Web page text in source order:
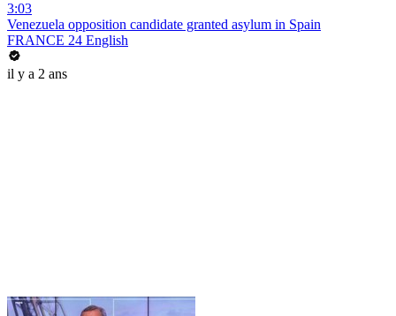
3:03
Venezuela opposition candidate granted asylum in Spain
FRANCE 24 English
il y a 2 ans